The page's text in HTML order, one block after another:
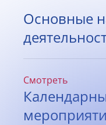
Основные
Смотреть